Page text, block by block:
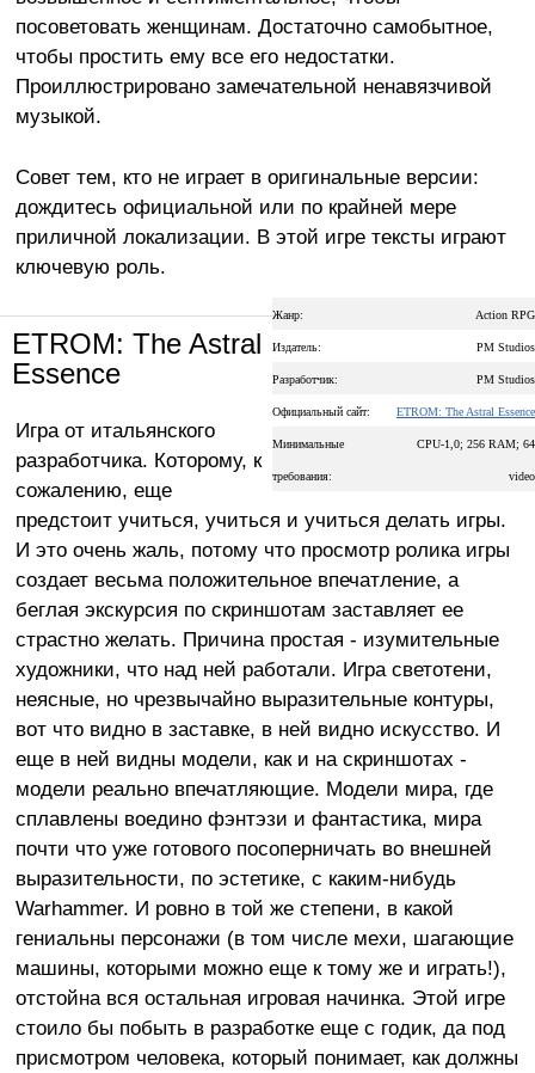
посоветовать женщинам. Достаточно самобытное,
чтобы простить ему все его недостатки.
Проиллюстрировано замечательной ненавязчивой
музыкой.
Совет тем, кто не играет в оригинальные версии:
дождитесь официальной или по крайней мере
приличной локализации. В этой игре тексты играют
ключевую роль.
Жанр: Action RPG
Издатель: PM Studios
Разработчик: PM Studios
Официальный сайт: ETROM: The Astral Essence
Минимальные
требования:
CPU-1,0; 256 RAM; 64
video
ETROM: The Astral
Essence
Игра от итальянского
разработчика. Которому, к
сожалению, еще
предстоит учиться, учиться и учиться делать игры.
И это очень жаль, потому что просмотр ролика игры
создает весьма положительное впечатление, а
беглая экскурсия по скриншотам заставляет ее
страстно желать. Причина простая - изумительные
художники, что над ней работали. Игра светотени,
неясные, но чрезвычайно выразительные контуры,
вот что видно в заставке, в ней видно искусство. И
еще в ней видны модели, как и на скриншотах -
модели реально впечатляющие. Модели мира, где
сплавлены воедино фэнтэзи и фантастика, мира
почти что уже готового посоперничать во внешней
выразительности, по эстетике, с каким-нибудь
Warhammer. И ровно в той же степени, в какой
гениальны персонажи (в том числе мехи, шагающие
машины, которыми можно еще к тому же и играть!),
отстойна вся остальная игровая начинка. Этой игре
стоило бы побыть в разработке еще с годик, да под
присмотром человека, который понимает, как должны